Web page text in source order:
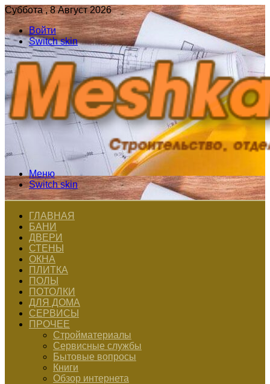
Суббота , 8 Август 2026
Войти
Switch skin
Меню
Switch skin
ГЛАВНАЯ
БАНИ
ДВЕРИ
СТЕНЫ
ОКНА
ПЛИТКА
ПОЛЫ
ПОТОЛКИ
ДЛЯ ДОМА
СЕРВИСЫ
ПРОЧЕЕ
Стройматериалы
Сервисные службы
Бытовые вопросы
Книги
Обзор интернета